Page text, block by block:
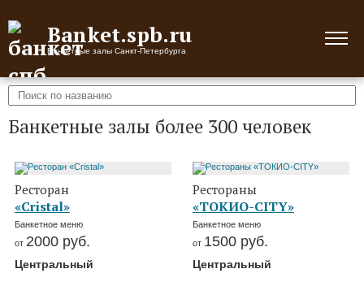
Banket.spb.ru
Банкетные залы Санкт-Петербурга
Банкетные залы более 300 человек
Ресторан
«Cristal»
Банкетное меню
от 2000 руб.
Центральный
Рестораны
«ТОКИО-CITY»
Банкетное меню
от 1500 руб.
Центральный